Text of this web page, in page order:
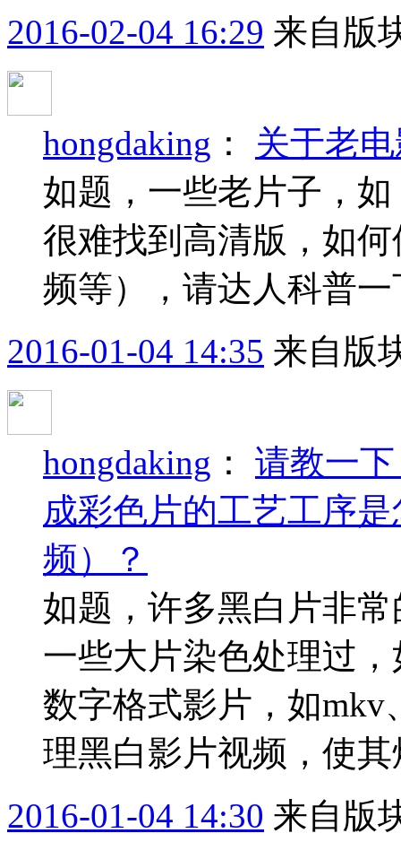
2016-02-04 16:29 来自版
hongdaking ： 关于老
如题，一些老片子，
很难找到高清版，如
频等），请达人科普
2016-01-04 14:35 来自版
hongdaking ： 请教一
成彩色片的工艺工序
频）？
如题，许多黑白片非
一些大片染色处理过
数字格式影片，如mkv
理黑白影片视频，使
2016-01-04 14:30 来自版